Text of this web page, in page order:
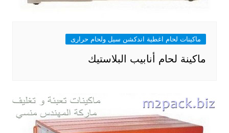
ماكينات لحام اغطية اندكشن سيل ولحام حرارى
ماكينة لحام أنابيب البلاستيك